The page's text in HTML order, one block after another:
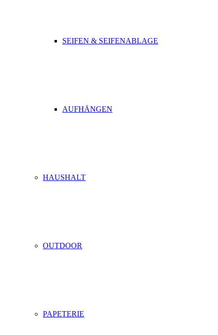
SEIFEN & SEIFENABLAGE
AUFHÄNGEN
HAUSHALT
OUTDOOR
PAPETERIE